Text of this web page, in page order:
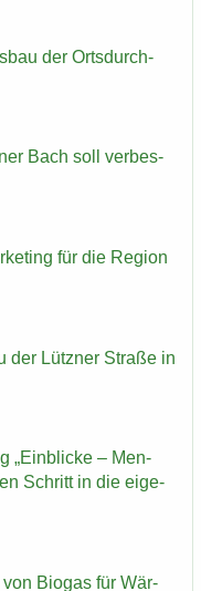
der Orts­durch­
Bach soll ver­bes­
für die Re­gi­on
der Lütz­ner Stra­ße in
„Ein­bli­cke – Men­
Schritt in die ei­ge­
von Bio­gas für Wär­